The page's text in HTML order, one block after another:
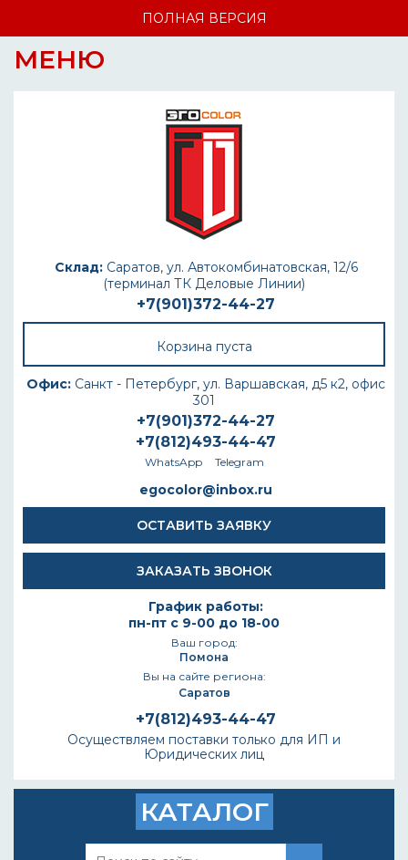
ПОЛНАЯ ВЕРСИЯ
МЕНЮ
Склад:Саратов, ул. Автокомбинатовская, 12/6
(терминал ТК Деловые Линии)
+7(901)372-44-27
Корзина пуста
Офис: Санкт - Петербург, ул. Варшавская, д5 к2, офис
301
+7(901)372-44-27
+7(812)493-44-47
WhatsApp Telegram
egocolor@inbox.ru
ОСТАВИТЬ ЗАЯВКУ
ЗАКАЗАТЬ ЗВОНОК
График работы:
пн-пт с 9-00 до 18-00
Ваш город:
Помона
Вы на сайте региона:
Саратов
+7(812)493-44-47
Осуществляем поставки только для ИП и
Юридических лиц
КАТАЛОГ